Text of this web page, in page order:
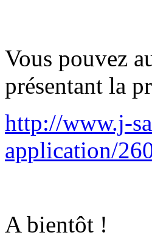
Vous pouvez
présentant la
http://www.j-
application/
A bientôt !